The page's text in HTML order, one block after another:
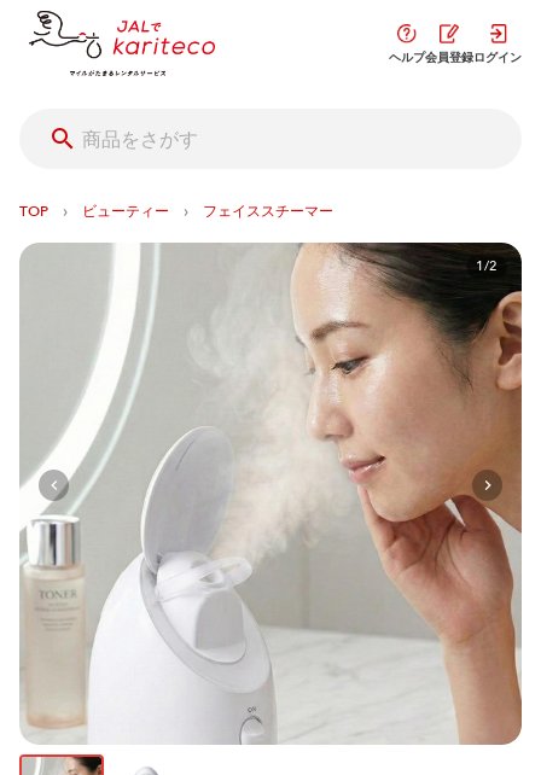
ヘルプ会員登録ログイン
TOP › ビューティー › フェイススチーマー
1/2